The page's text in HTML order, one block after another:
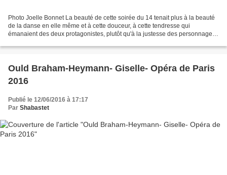
Photo Joelle Bonnet La beauté de cette soirée du 14 tenait plus à la beauté
de la danse en elle même et à cette douceur, à cette tendresse qui
émanaient des deux protagonistes, plutôt qu'à la justesse des personnages :
Ould Braham-Heymann- Giselle- Opéra de Paris
2016
Publié le 12/06/2016 à 17:17
Par Shabastet